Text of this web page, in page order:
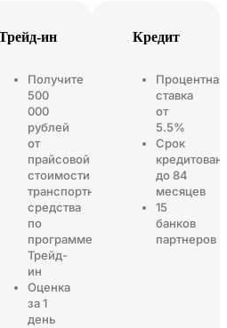
ин
Получите
500
000
рублей
от
прайсовой
стоимости
транспортного
средства
по
программе
Трейд-
ин
Оценка
за 1
день
Кредит
Процентная
ставка
от
5.5%
Срок
до 84
месяцев
15
банков
партнеров